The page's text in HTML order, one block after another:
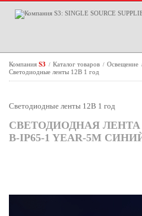
Компания S3 / Каталог товаров / Освещение
Светодиодные ленты 12В 1 год
Светодиодные ленты 12В 1 год
СВЕТОДИОДНАЯ ЛЕНТА
B-IP65-1 YEAR-5M